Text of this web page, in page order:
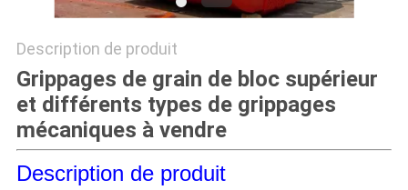
SITE
POLITIQUE
DE
CONFIDENTIALITÉ
Description de produit
Grippages de grain de bloc supérieur
et différents types de grippages
mécaniques à vendre
Description de produit